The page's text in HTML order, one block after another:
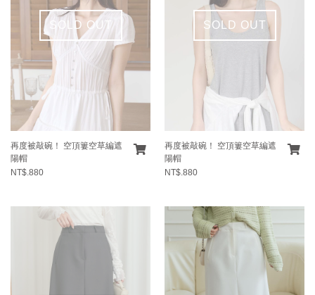
SOLD OUT
再度被敲碗！ 空頂簍空草編遮
陽帽
NT$.880
SOLD OUT
再度被敲碗！ 空頂簍空草編遮
陽帽
NT$.880